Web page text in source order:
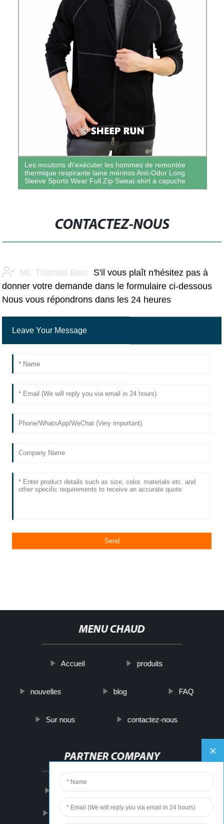
Les moutons d\'exécuter les hommes de remontée
thermique respirante laine mérinos Anti-Odor Long
Sleeve Sports Wear Full Zip Sweat-shirt à capuche
CONTACTEZ-NOUS
Mr. Thomas Ban:
S'il vous plaît n'hésitez pas à
donner votre demande dans le formulaire ci-dessous
Nous vous répondrons dans les 24 heures
MENU CHAUD
Accueil produits
nouvelles blog FAQ
Sur nous contactez-nous
PARTNER COMPANY
Adjustable Stainless Steel Cable Ties
Electric Pet Hair Clipper Rechargeable